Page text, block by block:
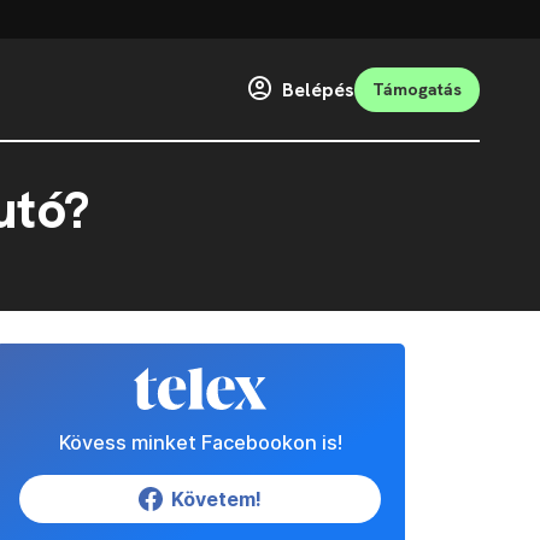
Belépés Támogatás
Kövess minket Facebookon is!
Követem!